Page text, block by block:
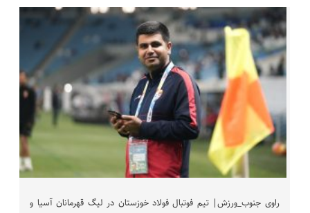
راوی جنوب_ورزش| تیم فوتبال فولاد خوزستان در لیگ قهرمانان آسیا و